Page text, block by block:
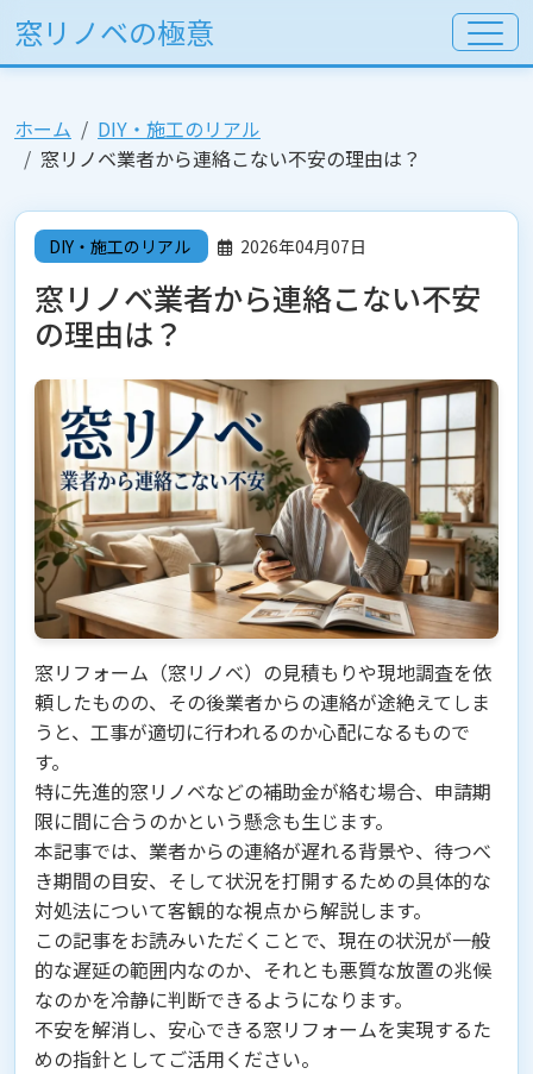
窓リノベの極意
ホーム
DIY・施工のリアル
窓リノベ業者から連絡こない不安の理由は？
DIY・施工のリアル 2026年04月07日
窓リノベ業者から連絡こない不安
の理由は？
窓リフォーム（窓リノベ）の見積もりや現地調査を依
頼したものの、その後業者からの連絡が途絶えてしま
うと、工事が適切に行われるのか心配になるもので
す。
特に先進的窓リノベなどの補助金が絡む場合、申請期
限に間に合うのかという懸念も生じます。
本記事では、業者からの連絡が遅れる背景や、待つべ
き期間の目安、そして状況を打開するための具体的な
対処法について客観的な視点から解説します。
この記事をお読みいただくことで、現在の状況が一般
的な遅延の範囲内なのか、それとも悪質な放置の兆候
なのかを冷静に判断できるようになります。
不安を解消し、安心できる窓リフォームを実現するた
めの指針としてご活用ください。